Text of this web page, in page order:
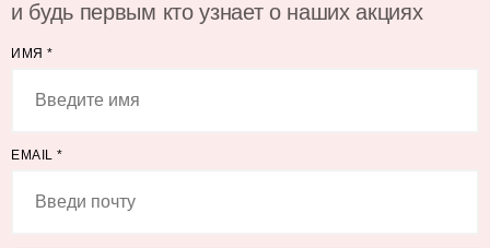
и будь первым кто узнает о наших акциях
ИМЯ *
EMAIL *